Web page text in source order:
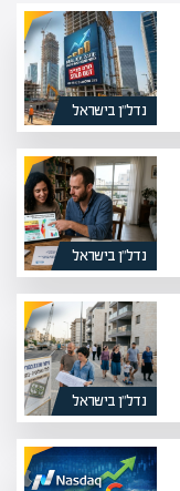
נדל”ן בישראל
נדל”ן בישראל
נדל”ן בישראל